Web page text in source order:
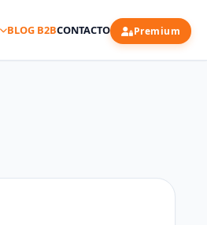
BLOG B2BCONTACTO Premium